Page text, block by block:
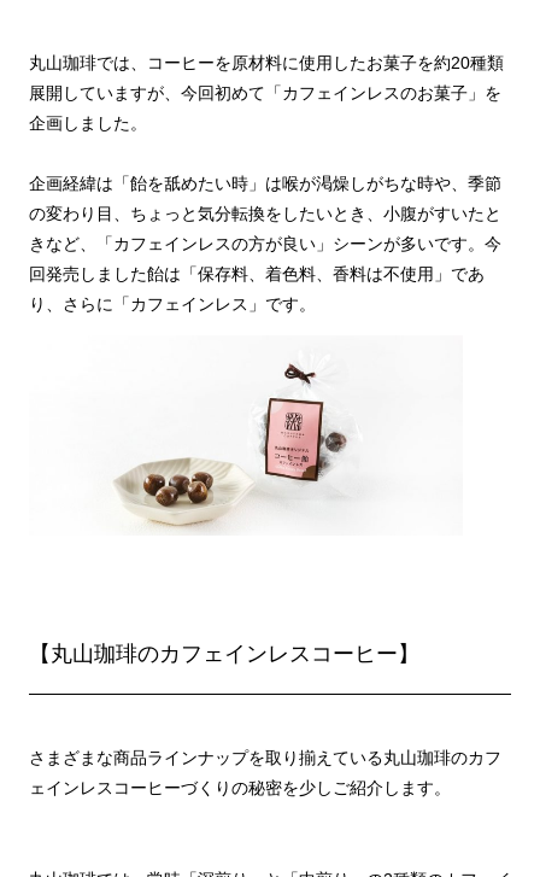
丸山珈琲では、コーヒーを原材料に使用したお菓子を約20種類
展開していますが、今回初めて「カフェインレスのお菓子」を
企画しました。
企画経緯は「飴を舐めたい時」は喉が渇燥しがちな時や、季節
の変わり目、ちょっと気分転換をしたいとき、小腹がすいたと
きなど、「カフェインレスの方が良い」シーンが多いです。今
回発売しました飴は「保存料、着色料、香料は不使用」であ
り、さらに「カフェインレス」です。
【丸山珈琲のカフェインレスコーヒー】
さまざまな商品ラインナップを取り揃えている丸山珈琲のカフ
ェインレスコーヒーづくりの秘密を少しご紹介します。